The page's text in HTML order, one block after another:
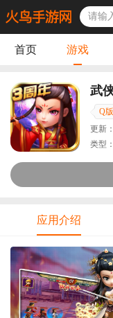
首页 游戏
武
Q
更新：
类型：
应用介绍